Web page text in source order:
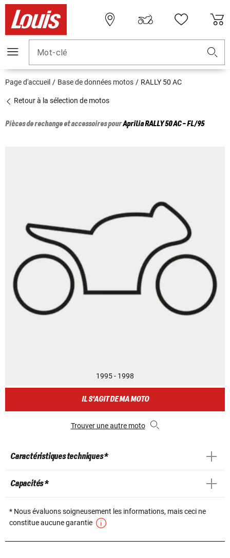
Mot-clé
Page d'accueil Base de données motos RALLY 50 AC
Retour à la sélection de motos
Pièces de rechange et accessoires pourApriliaRALLY 50 AC - FL/95
1995 - 1998
IL S'AGIT DE MA MOTO
Trouver une autre moto
Caractéristiques techniques *
Capacités *
* Nous évaluons soigneusement les informations, mais ceci ne
constitue aucune garantie